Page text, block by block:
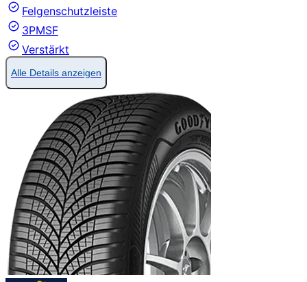
Felgenschutzleiste
3PMSF
Verstärkt
Alle Details anzeigen